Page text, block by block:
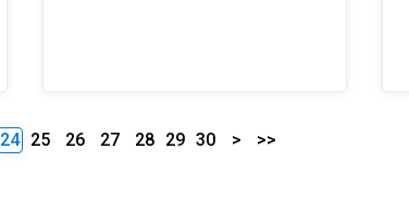
24 25 26 27 28 29 30 > >>